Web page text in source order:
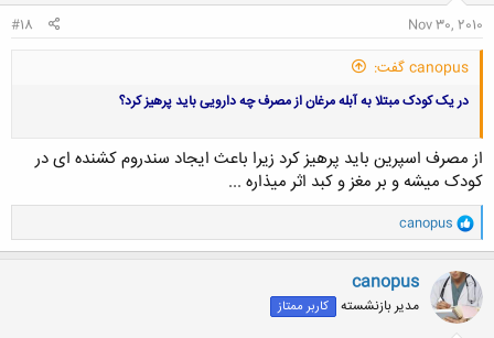
Nov 30, 2010
#18
canopus گفت:
در يک كودک مبتلا به آبله مرغان از مصرف چه دارويی باید پرهيز كرد؟
از مصرف اسپرین باید پرهیز کرد زیرا باعث ایجاد سندروم کشنده ای در
کودک میشه و بر مغز و کبد اثر میذاره ...
و
ا
ک
ن
ش
ه
ا
canopus
canopus
مدیر بازنشسته کاربر ممتاز